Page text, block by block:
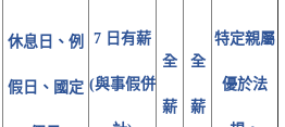
休息日、例
假日、國定
7 日有薪
(與事假併
全
薪
全
薪
特定親屬
優於法